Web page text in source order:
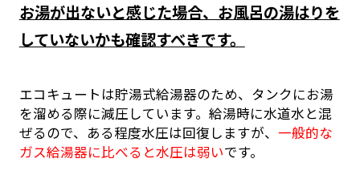
お湯が出ないと感じた場合、お風呂の湯はりを
していないかも確認すべきです。
エコキュートは貯湯式給湯器のため、タンクにお湯
を溜める際に減圧しています。給湯時に水道水と混
ぜるので、ある程度水圧は回復しますが、 一般的な
ガス給湯器に比べると水圧は弱いです。